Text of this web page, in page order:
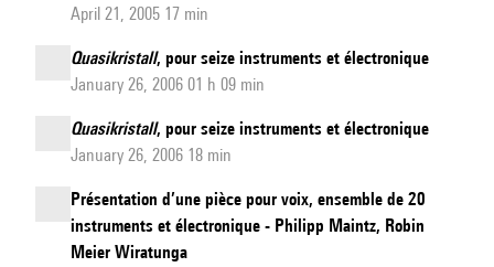
April 21, 2005 17 min
Quasikristall, pour seize instruments et électronique
January 26, 2006 01 h 09 min
Quasikristall, pour seize instruments et électronique
January 26, 2006 18 min
Présentation d’une pièce pour voix, ensemble de 20
instruments et électronique - Philipp Maintz, Robin
Meier Wiratunga